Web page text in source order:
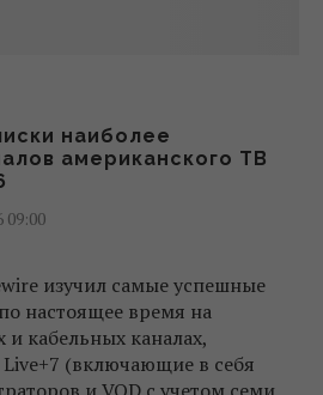
наиболее
американского ТВ
09:00
изучил самые успешные
настоящее время на
кабельных каналах,
(включающие в себя